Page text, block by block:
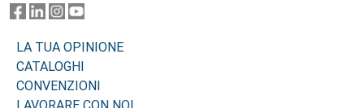
LA TUA OPINIONE
CATALOGHI
CONVENZIONI